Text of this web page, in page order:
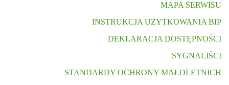
MAPA SERWISU
INSTRUKCJA UŻYTKOWANIA BIP
DEKLARACJA DOSTĘPNOŚCI
SYGNALIŚCI
STANDARDY OCHRONY MAŁOLETNICH